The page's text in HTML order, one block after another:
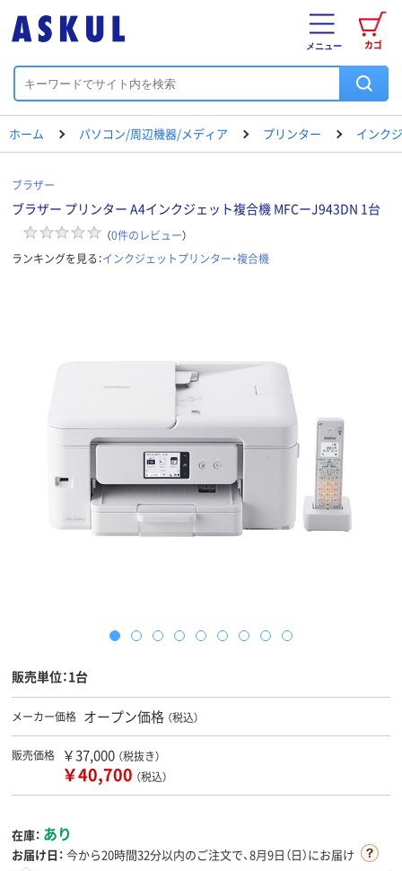
カゴ
メニュー
ホーム パソコン/周辺機器/メディア プリンター インク
ブラザー
ブラザー プリンター A4インクジェット複合機 MFCーJ943DN 1台
（0件のレビュー）
ランキングを見る：インクジェットプリンター・複合機
販売単位：1台
メーカー価格 オープン価格 （税込）
販売価格 ￥37,000 （税抜き）
￥40,700 （税込）
在庫： あり
お届け日： 今から20時間32分以内のご注文で、8月9日（日）にお届け